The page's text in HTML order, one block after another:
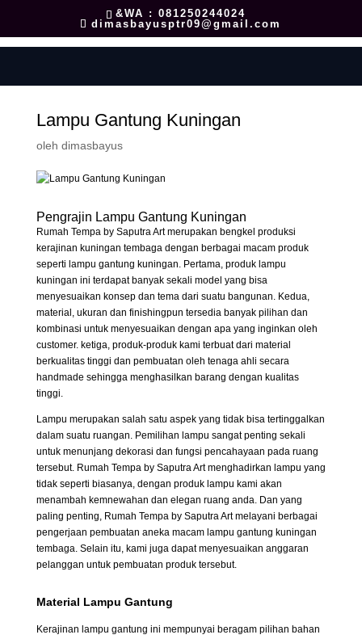
&WA : 081250244024
dimasbayusptr09@gmail.com
Lampu Gantung Kuningan
oleh dimasbayus
Pengrajin Lampu Gantung Kuningan
Rumah Tempa by Saputra Art merupakan bengkel produksi
kerajinan kuningan tembaga dengan berbagai macam produk
seperti lampu gantung kuningan. Pertama, produk lampu
kuningan ini terdapat banyak sekali model yang bisa
menyesuaikan konsep dan tema dari suatu bangunan. Kedua,
material, ukuran dan finishingpun tersedia banyak pilihan dan
kombinasi untuk menyesuaikan dengan apa yang inginkan oleh
customer. ketiga, produk-produk kami terbuat dari material
berkualitas tinggi dan pembuatan oleh tenaga ahli secara
handmade sehingga menghasilkan barang dengan kualitas
tinggi.
Lampu merupakan salah satu aspek yang tidak bisa tertinggalkan
dalam suatu ruangan. Pemilihan lampu sangat penting sekali
untuk menunjang dekorasi dan fungsi pencahayaan pada ruang
tersebut. Rumah Tempa by Saputra Art menghadirkan lampu yang
tidak seperti biasanya, dengan produk lampu kami akan
menambah kemnewahan dan elegan ruang anda. Dan yang
paling penting, Rumah Tempa by Saputra Art melayani berbagai
pengerjaan pembuatan aneka macam lampu gantung kuningan
tembaga. Selain itu, kami juga dapat menyesuaikan anggaran
pelanggan untuk pembuatan produk tersebut.
Material Lampu Gantung
Kerajinan lampu gantung ini mempunyai beragam pilihan bahan